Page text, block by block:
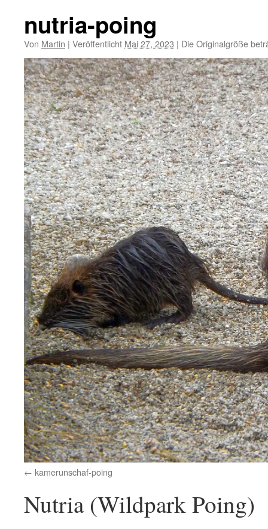
nutria-poing
Von Martin | Veröffentlicht Mai 27, 2023 | Die Originalgröße
kamerunschaf-poing
Nutria (Wildpark Poing)